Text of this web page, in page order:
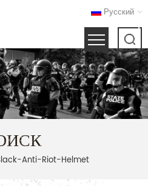
Русский
Anti-Riot-Helmet